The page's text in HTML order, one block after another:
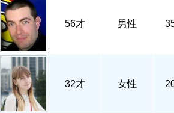
56才 男性
32才 女性